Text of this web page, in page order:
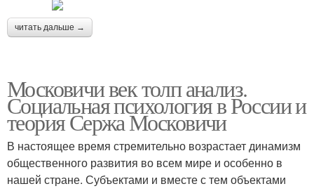
читать дальше →
Московичи век толп анализ.
Социальная психология в России и
теория Сержа Московичи
В настоящее время стремительно возрастает динамизм
общественного развития во всем мире и особенно в
нашей стране. Субъектами и вместе с тем объектами